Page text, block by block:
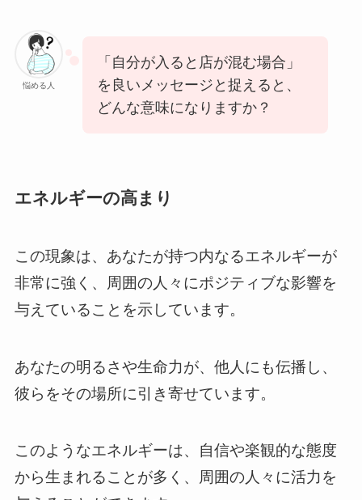
悩める人
「自分が入ると店が混む場合」
を良いメッセージと捉えると、
どんな意味になりますか？
エネルギーの高まり
この現象は、あなたが持つ内なるエネルギーが
非常に強く、周囲の人々にポジティブな影響を
与えていることを示しています。
あなたの明るさや生命力が、他人にも伝播し、
彼らをその場所に引き寄せています。
このようなエネルギーは、自信や楽観的な態度
から生まれることが多く、周囲の人々に活力を